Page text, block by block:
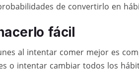
de convertirlo en
fácil
al intentar comer mejor es
o intentar cambiar todos los